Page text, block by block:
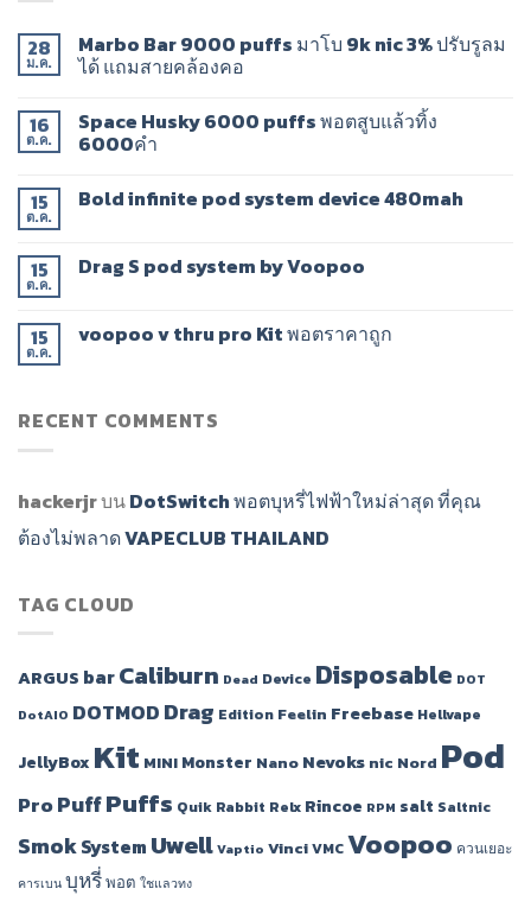
28
ม.ค.
Marbo Bar 9000 puffs มาโบ 9k nic 3% ปรับรูลม
ได้ แถมสายคล้องคอ
16
ต.ค.
Space Husky 6000 puffs พอตสูบแล้วทิ้ง
6000คำ
15
ต.ค.
Bold infinite pod system device 480mah
15
ต.ค.
Drag​ S pod system by Voopoo​
15
ต.ค.
voopoo v thru pro Kit พอตราคาถูก
RECENT COMMENTS
hackerjrบนDotSwitch พอตบุหรี่ไฟฟ้าใหม่ล่าสุด ที่คุณ
ต้องไม่พลาด VAPECLUB THAILAND
TAG CLOUD
ARGUS barCaliburn Dead Device Disposable DOT
DotAIO DOTMOD Drag Edition Feelin Freebase Hellvape
JellyBox Kit MINI Monster Nano Nevoks nic Nord Pod
ProPuffPuffs Quik Rabbit Relx Rincoe RPM salt Saltnic
SmokSystem UwellVaptio VinciVMCVoopoo ควนเยอะ
คารเบนบุหรี่พอต ใชแลวทง